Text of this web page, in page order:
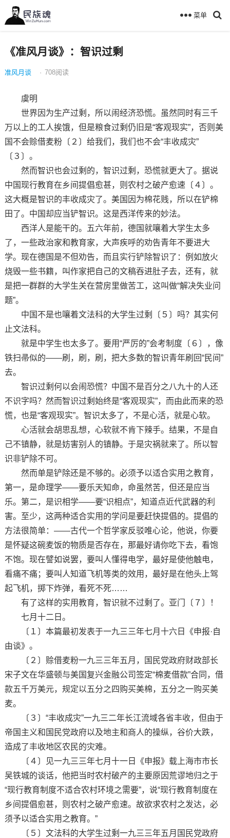
菜单
《准风月谈》：智识过剩
准风月谈 · 708阅读
虞明
世界因为生产过剩，所以闹经济恐慌。虽然同时有三千
万以上的工人挨饿，但是粮食过剩仍旧是“客观现实”，否则美
国不会赊借麦粉〔２〕给我们，我们也不会“丰收成灾”
〔３〕。
然而智识也会过剩的，智识过剩，恐慌就更大了。据说
中国现行教育在乡间提倡愈甚，则农村之破产愈速〔４〕。
这大概是智识的丰收成灾了。美国因为棉花贱，所以在铲棉
田了。中国却应当铲智识。这是西洋传来的妙法。
西洋人是能干的。五六年前，德国就嚷着大学生太多
了，一些政治家和教育家，大声疾呼的劝告青年不要进大
学。现在德国是不但劝告，而且实行铲除智识了：例如放火
烧毁一些书籍，叫作家把自己的文稿吞进肚子去，还有，就
是把一群群的大学生关在营房里做苦工，这叫做“解决失业问
题”。
中国不是也嚷着文法科的大学生过剩〔５〕吗？其实何
止文法科。
就是中学生也太多了。要用“严厉的”会考制度〔６〕，像
铁扫帚似的——刷，刷，刷，把大多数的智识青年刷回“民间”
去。
智识过剩何以会闹恐慌？中国不是百分之八九十的人还
不识字吗？然而智识过剩始终是“客观现实”，而由此而来的恐
慌，也是“客观现实”。智识太多了，不是心活，就是心软。
心活就会胡思乱想，心软就不肯下辣手。结果，不是自
己不镇静，就是妨害别人的镇静。于是灾祸就来了。所以智
识非铲除不可。
然而单是铲除还是不够的。必须予以适合实用之教育，
第一，是命理学——要乐天知命，命虽然苦，但还是应当
乐。第二，是识相学——要“识相点”，知道点近代武器的利
害。至少，这两种适合实用的学问是要赶快提倡的。提倡的
方法很简单：——古代一个哲学家反驳唯心论，他说，你要
是怀疑这碗麦饭的物质是否存在，那最好请你吃下去，看饱
不饱。现在譬如说罢，要叫人懂得电学，最好是使他触电，
看痛不痛；要叫人知道飞机等类的效用，最好是在他头上驾
起飞机，掷下炸弹，看死不死……
有了这样的实用教育，智识就不过剩了。亚门〔７〕！
七月十二日。
〔１〕本篇最初发表于一九三三年七月十六日《申报·自
由谈》。
〔２〕赊借麦粉一九三三年五月，国民党政府财政部长
宋子文在华盛顿与美国复兴金融公司签定“棉麦借款”合同，借
款五千万美元，规定以五分之四购买美棉，五分之一购买美
麦。
〔３〕“丰收成灾”一九三二年长江流域各省丰收，但由于
帝国主义和国民党政府以及地主和商人的操纵，谷价大跌，
造成了丰收地区农民的灾难。
〔４〕见一九三三年七月十一日《申报》载上海市市长
吴铁城的谈话，他把当时农村破产的主要原因荒谬地归之于
“现行教育制度不适合农村环境之需要”，说“现行教育制度在
乡间提倡愈甚，则农村之破产愈速。故欲求农村之发达，必
须予以适合实用之教育。”
〔５〕文法科的大学生过剩一九三三年五月国民党政府